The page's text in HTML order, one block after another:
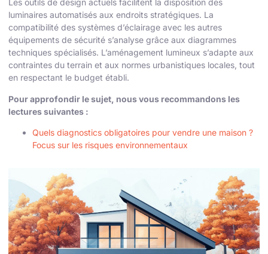
Les outils de design actuels facilitent la disposition des
luminaires automatisés aux endroits stratégiques. La
compatibilité des systèmes d’éclairage avec les autres
équipements de sécurité s’analyse grâce aux diagrammes
techniques spécialisés. L’aménagement lumineux s’adapte aux
contraintes du terrain et aux normes urbanistiques locales, tout
en respectant le budget établi.
Pour approfondir le sujet, nous vous recommandons les
lectures suivantes :
Quels diagnostics obligatoires pour vendre une maison ?
Focus sur les risques environnementaux